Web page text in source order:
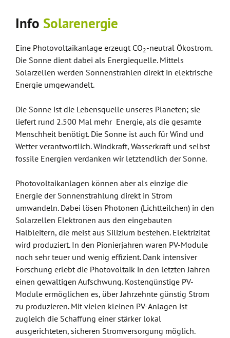
Info Solarenergie
Eine Photovoltaikanlage erzeugt CO2-neutral Ökostrom.
Die Sonne dient dabei als Energiequelle. Mittels
Solarzellen werden Sonnenstrahlen direkt in elektrische
Energie umgewandelt.
Die Sonne ist die Lebensquelle unseres Planeten; sie
liefert rund 2.500 Mal mehr Energie, als die gesamte
Menschheit benötigt. Die Sonne ist auch für Wind und
Wetter verantwortlich. Windkraft, Wasserkraft und selbst
fossile Energien verdanken wir letztendlich der Sonne.
Photovoltaikanlagen können aber als einzige die
Energie der Sonnenstrahlung direkt in Strom
umwandeln. Dabei lösen Photonen (Lichtteilchen) in den
Solarzellen Elektronen aus den eingebauten
Halbleitern, die meist aus Silizium bestehen. Elektrizität
wird produziert. In den Pionierjahren waren PV-Module
noch sehr teuer und wenig effizient. Dank intensiver
Forschung erlebt die Photovoltaik in den letzten Jahren
einen gewaltigen Aufschwung. Kostengünstige PV-
Module ermöglichen es, über Jahrzehnte günstig Strom
zu produzieren. Mit vielen kleinen PV-Anlagen ist
zugleich die Schaffung einer stärker lokal
ausgerichteten, sicheren Stromversorgung möglich.